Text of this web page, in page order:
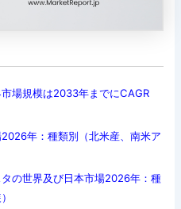
場規模は2033年までにCAGR
年：種類別（北米産、南米ア
の世界及び日本市場2026年：種